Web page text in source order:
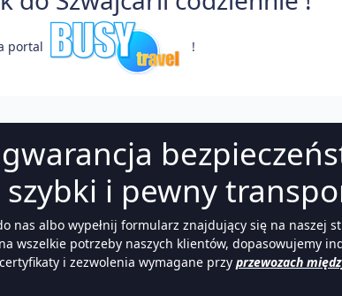
portal !
i pewny
nas albo wypełnij formularz znajdujący się na naszej
wszelkie potrzeby naszych klientów, dopasowujemy
i zezwolenia wymagane przy przewozach